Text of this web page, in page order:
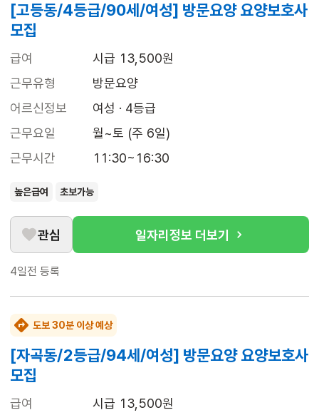
[고등동/4등급/90세/여성] 방문요양 요양보호사
모집
급여
시급 13,500원
근무유형
방문요양
어르신정보
여성 · 4등급
근무요일
월~토 (주 6일)
근무시간
11:30~16:30
높은급여 초보가능
관심 일자리정보 더보기
4일전 등록
도보 30분 이상 예상
[자곡동/2등급/94세/여성] 방문요양 요양보호사
모집
급여
시급 13,500원